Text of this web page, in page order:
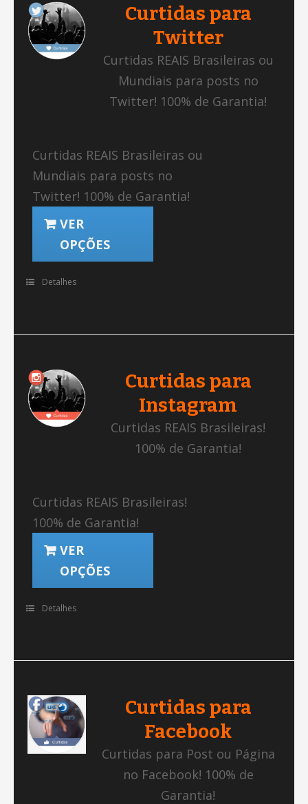
Curtidas para
Twitter
Curtidas REAIS Brasileiras ou
Mundiais para posts no
Twitter! 100% de Garantia!
Curtidas REAIS Brasileiras ou
Mundiais para posts no
Twitter! 100% de Garantia!
VER
OPÇÕES
Detalhes
Curtidas para
Instagram
Curtidas REAIS Brasileiras!
100% de Garantia!
Curtidas REAIS Brasileiras!
100% de Garantia!
VER
OPÇÕES
Detalhes
Curtidas para
Facebook
Curtidas para Post ou Página
no Facebook! 100% de
Garantia!